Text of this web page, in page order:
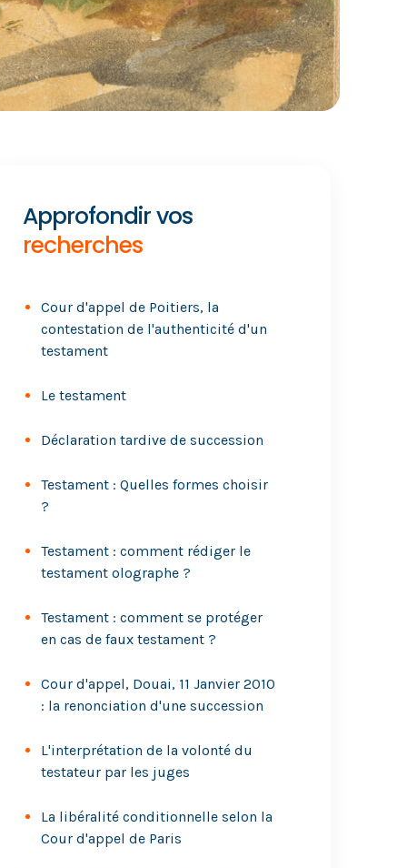
Approfondir vos
recherches
Cour d'appel de Poitiers, la
contestation de l'authenticité d'un
testament
Le testament
Déclaration tardive de succession
Testament : Quelles formes choisir
?
Testament : comment rédiger le
testament olographe ?
Testament : comment se protéger
en cas de faux testament ?
Cour d'appel, Douai, 11 Janvier 2010
: la renonciation d'une succession
L'interprétation de la volonté du
testateur par les juges
La libéralité conditionnelle selon la
Cour d'appel de Paris